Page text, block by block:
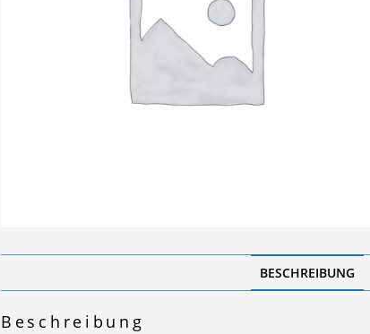
BESCHREIBUNG
Beschreibung